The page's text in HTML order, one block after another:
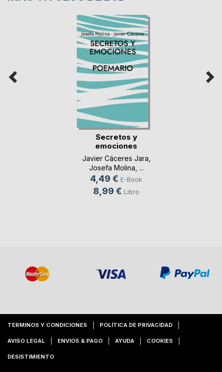
Secretos y
emociones
Javier Cáceres Jara
Josefa Molina , ...
4,49 € E-Book
8,99 € Libro
TERMINOS Y CONDICIONES POLÍTICA DE PRIVACIDAD
AVISO LEGAL ENVIOS & PAGO AYUDA COOKIES
DESISTIMIENTO